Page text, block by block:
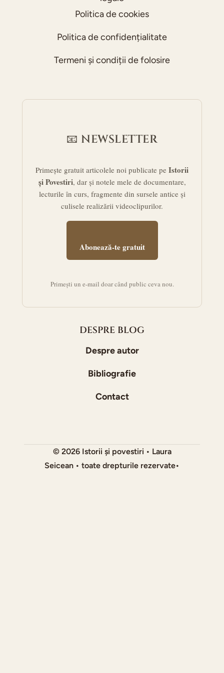
Politica de cookies
Politica de confidențialitate
Termeni și condiții de folosire
📧 NEWSLETTER
Primește gratuit articolele noi publicate pe Istorii
și Povestiri, dar și notele mele de documentare,
lecturile în curs, fragmente din sursele antice și
culisele realizării videoclipurilor.
Abonează-te gratuit
Primești un e-mail doar când public ceva nou.
DESPRE BLOG
Despre autor
Bibliografie
Contact
© 2026 Istorii și povestiri • Laura
Seicean • toate drepturile rezervate•